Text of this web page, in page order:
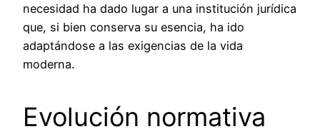
necesidad ha dado lugar a una institución jurídica
que, si bien conserva su esencia, ha ido
adaptándose a las exigencias de la vida
moderna.
Evolución normativa